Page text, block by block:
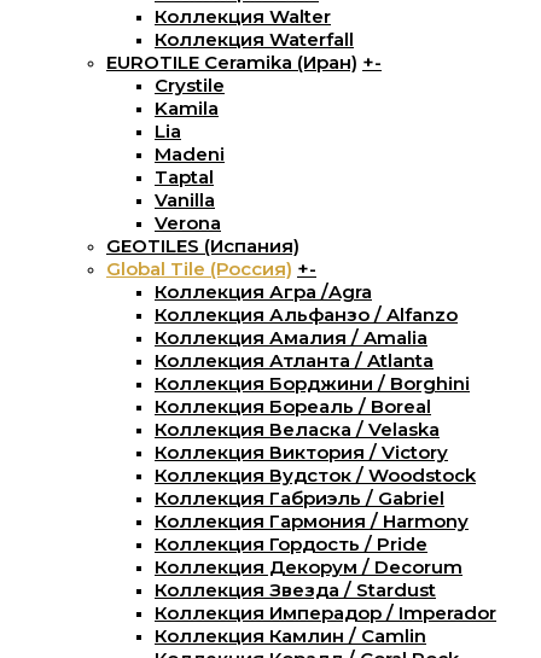
Коллекция Walter
Коллекция Waterfall
EUROTILE Ceramika (Иран) +-
Crystile
Kamila
Lia
Madeni
Taptal
Vanilla
Verona
GEOTILES (Испания)
Global Tile (Россия) +-
Коллекция Агра /Agra
Коллекция Альфанзо / Alfanzo
Коллекция Амалия / Amalia
Коллекция Атланта / Atlanta
Коллекция Борджини / Borghini
Коллекция Бореаль / Boreal
Коллекция Веласка / Velaska
Коллекция Виктория / Victory
Коллекция Вудсток / Woodstock
Коллекция Габриэль / Gabriel
Коллекция Гармония / Harmony
Коллекция Гордость / Pride
Коллекция Декорум / Decorum
Коллекция Звезда / Stardust
Коллекция Имперадор / Imperador
Коллекция Камлин / Camlin